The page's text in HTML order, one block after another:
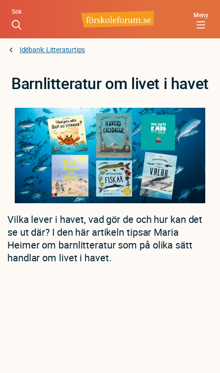
Hoppa
huvudinnehåll
Meny
Sök
Idébank: Litteraturtips
Barnlitteratur om livet i havet
Vilka lever i havet, vad gör de och hur kan det
se ut där? I den här artikeln tipsar Maria
Heimer om barnlitteratur som på olika sätt
handlar om livet i havet.